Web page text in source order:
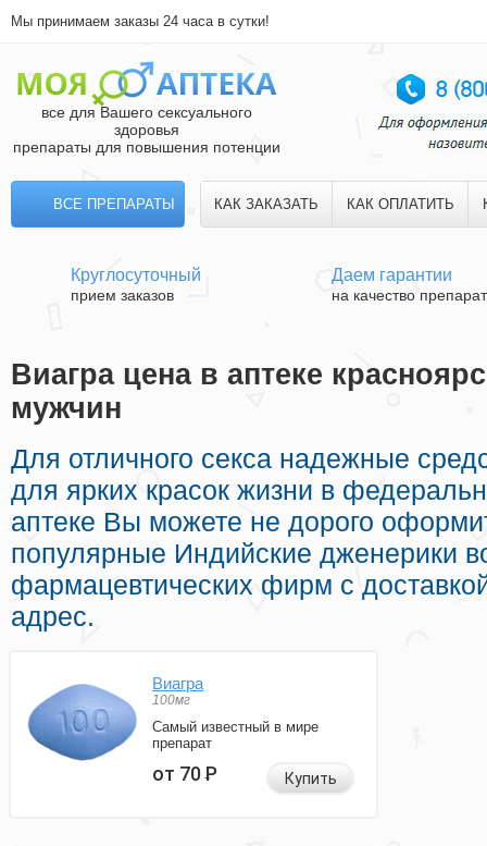
Мы принимаем заказы 24 часа в сутки!
все для Вашего сексуального
здоровья
препараты для повышения потенции
ВСЕ ПРЕПАРАТЫ КАК ЗАКАЗАТЬ КАК ОПЛАТИТЬ
Круглосуточный
прием заказов
Даем гарантии
на качество
Виагра цена в аптеке
мужчин
Для отличного секса надежные
для ярких красок жизни в
аптеке Вы можете не дорого
популярные Индийские дженерики
фармацевтических фирм с
адрес.
Виагра
100мг
Самый известный в мире
препарат
от 70Р Купить